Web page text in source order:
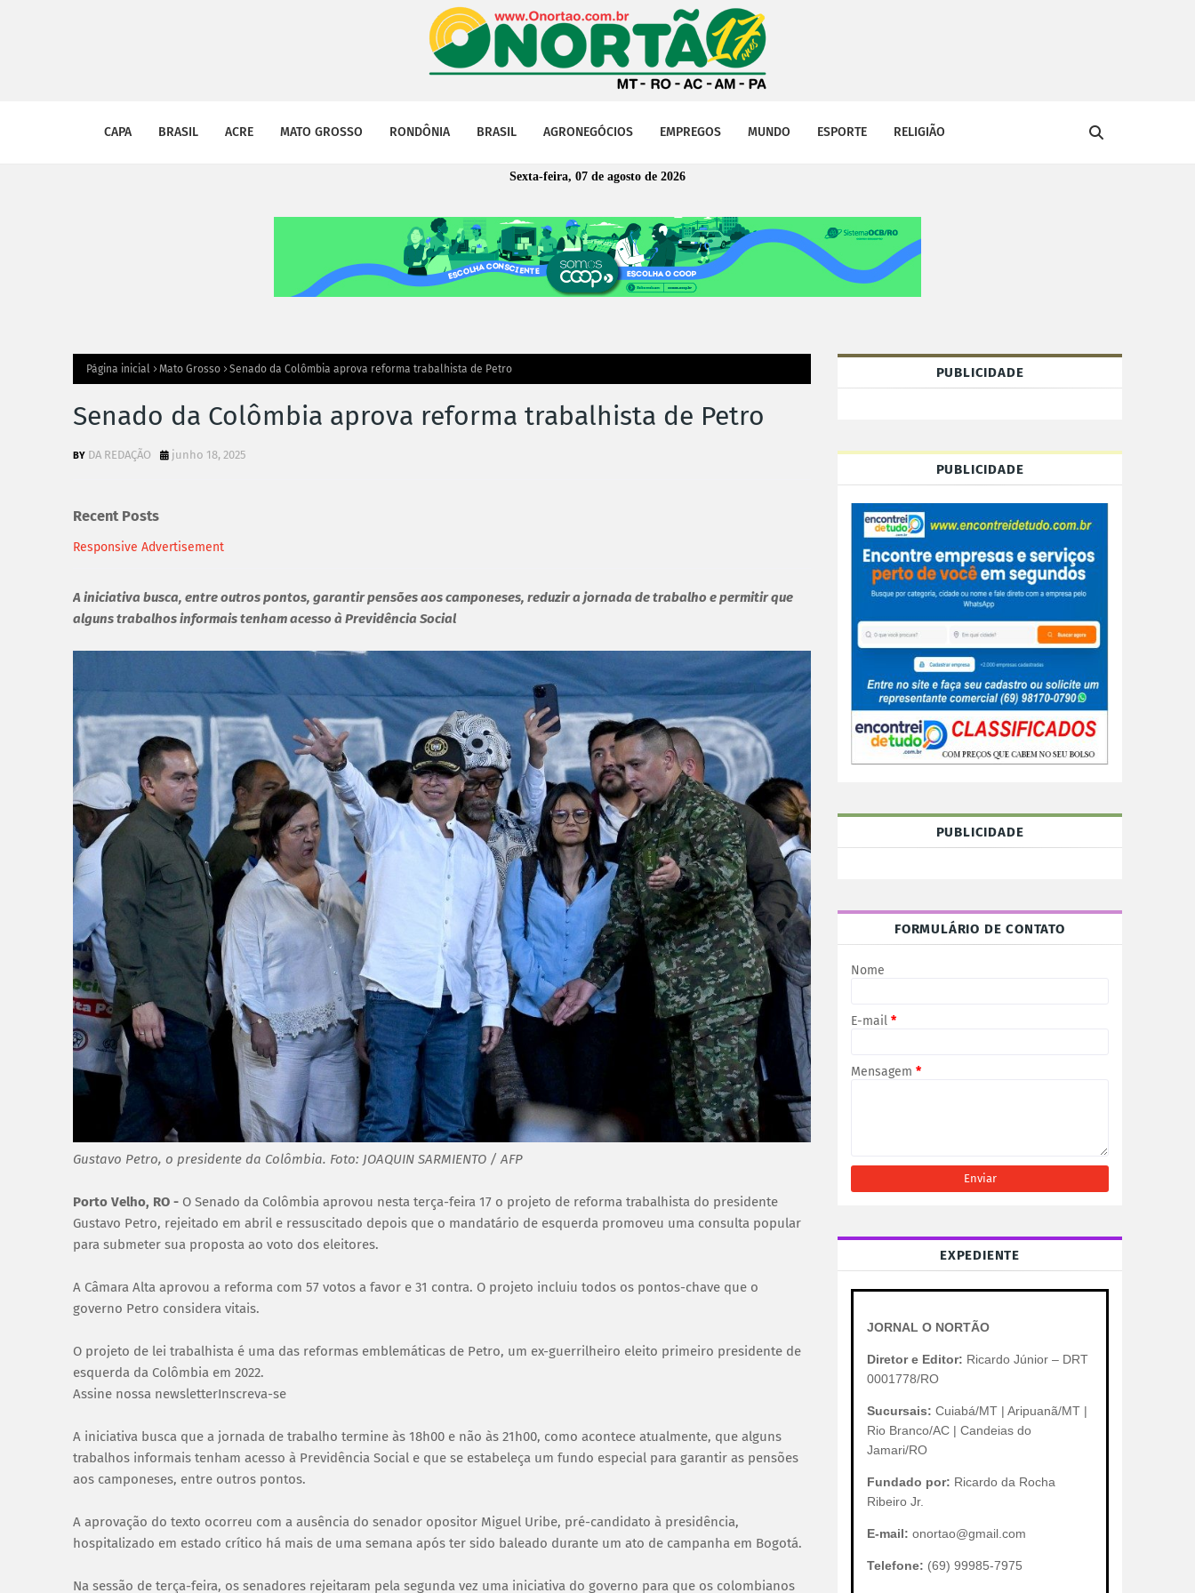
CAPA BRASIL ACRE MATO GROSSO RONDÔNIA BRASIL AGRONEGÓCIOS EMPREGOS MUNDO ESPORTE RELIGIÃO
Sexta-feira, 07 de agosto de 2026
Página inicial Mato Grosso Senado da Colômbia aprova reforma trabalhista de Petro
Senado da Colômbia aprova reforma trabalhista de Petro
DA REDAÇÃO junho 18, 2025
Recent Posts
Responsive Advertisement
A iniciativa busca, entre outros pontos, garantir pensões aos camponeses, reduzir a jornada de trabalho e permitir que
alguns trabalhos informais tenham acesso à Previdência Social
Gustavo Petro, o presidente da Colômbia. Foto: JOAQUIN SARMIENTO / AFP
Porto Velho, RO - O Senado da Colômbia aprovou nesta terça-feira 17 o projeto de reforma trabalhista do presidente
Gustavo Petro, rejeitado em abril e ressuscitado depois que o mandatário de esquerda promoveu uma consulta popular
para submeter sua proposta ao voto dos eleitores.
A Câmara Alta aprovou a reforma com 57 votos a favor e 31 contra. O projeto incluiu todos os pontos-chave que o
governo Petro considera vitais.
O projeto de lei trabalhista é uma das reformas emblemáticas de Petro, um ex-guerrilheiro eleito primeiro presidente de
esquerda da Colômbia em 2022.
Assine nossa newsletterInscreva-se
A iniciativa busca que a jornada de trabalho termine às 18h00 e não às 21h00, como acontece atualmente, que alguns
trabalhos informais tenham acesso à Previdência Social e que se estabeleça um fundo especial para garantir as pensões
aos camponeses, entre outros pontos.
A aprovação do texto ocorreu com a ausência do senador opositor Miguel Uribe, pré-candidato à presidência,
hospitalizado em estado crítico há mais de uma semana após ter sido baleado durante um ato de campanha em Bogotá.
Na sessão de terça-feira, os senadores rejeitaram pela segunda vez uma iniciativa do governo para que os colombianos
PUBLICIDADE
PUBLICIDADE
PUBLICIDADE
FORMULÁRIO DE CONTATO
Nome
E-mail *
Mensagem *
EXPEDIENTE
JORNAL O NORTÃO
Diretor e Editor: Ricardo Júnior – DRT
0001778/RO
Sucursais: Cuiabá/MT | Aripuanã/MT |
Rio Branco/AC | Candeias do
Jamari/RO
Fundado por: Ricardo da Rocha
Ribeiro Jr.
E-mail: onortao@gmail.com
Telefone: (69) 99985-7975